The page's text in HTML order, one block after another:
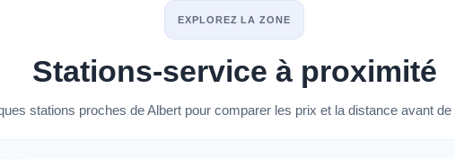
EXPLOREZ LA ZONE
Stations-service à proximité
stations proches de Albert pour comparer les prix et la distance avant de